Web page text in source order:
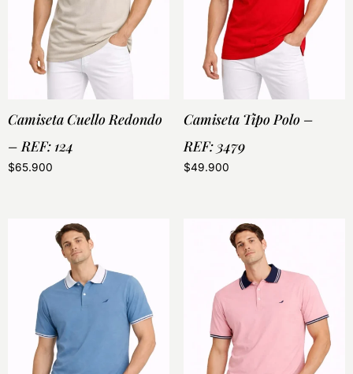
Camiseta Cuello Redondo
– REF: 124
$65.900
Camiseta Tipo Polo –
REF: 3479
$49.900